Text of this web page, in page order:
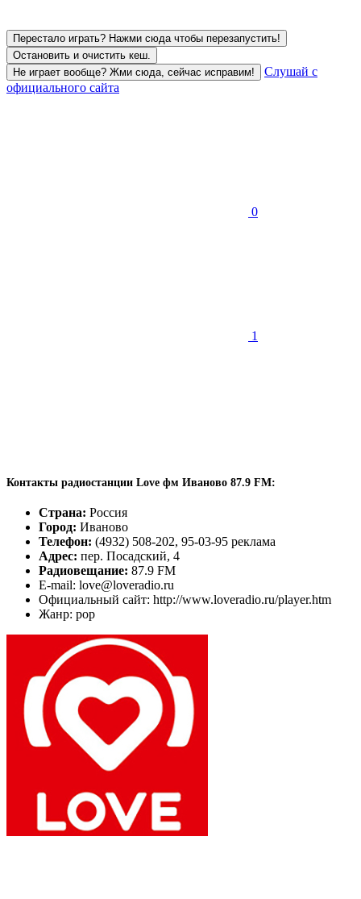
Перестало играть? Нажми сюда чтобы перезапустить!
Остановить и очистить кеш.
Не играет вообще? Жми сюда, сейчас исправим!
Слушай с
официального сайта
0
1
Контакты радиостанции Love фм Иваново 87.9 FM:
Страна: Россия
Город: Иваново
Телефон: (4932) 508-202, 95-03-95 реклама
Адрес: пер. Посадский, 4
Радиовещание: 87.9 FM
E-mail: love@loveradio.ru
Официальный сайт: http://www.loveradio.ru/player.htm
Жанр: pop